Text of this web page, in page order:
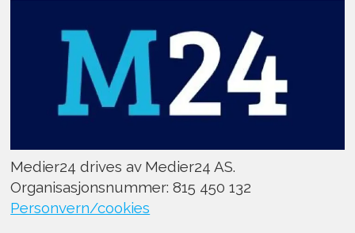
Medier24 drives av Medier24 AS.
Organisasjonsnummer: 815 450 132
Personvern/cookies